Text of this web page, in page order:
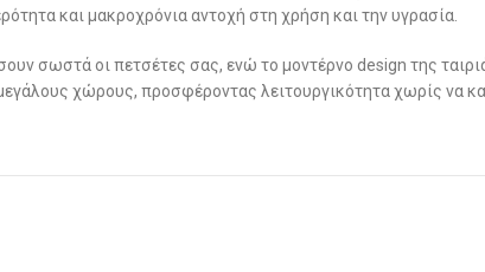
και μακροχρόνια αντοχή στη χρήση και την υγρασία.
σωστά οι πετσέτες σας, ενώ το μοντέρνο design της
χώρους, προσφέροντας λειτουργικότητα χωρίς να